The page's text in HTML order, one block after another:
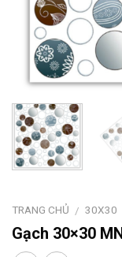
TRANG CHỦ / 30X30
Gạch 30×30